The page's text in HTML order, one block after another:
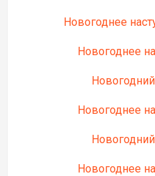
Новогоднее
Новогоднее
Новогоднее
Новогоднее